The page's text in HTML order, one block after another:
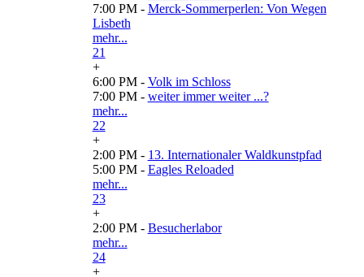
7:00 PM - Merck-Sommerperlen: Von Wegen
Lisbeth
mehr...
21
+
6:00 PM - Volk im Schloss
7:00 PM - weiter immer weiter ...?
mehr...
22
+
2:00 PM - 13. Internationaler Waldkunstpfad
5:00 PM - Eagles Reloaded
mehr...
23
+
2:00 PM - Besucherlabor
mehr...
24
+